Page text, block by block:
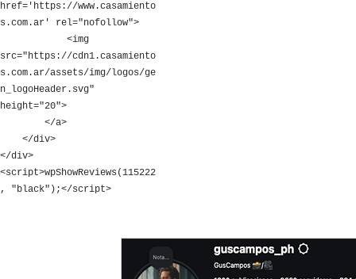
href='https://www.casamiento
s.com.ar' rel="nofollow">
src="https://cdn1.casamiento
s.com.ar/assets/img/logos/ge
n_logoHeader.svg"
height="20">
</div>
<script>wpShowReviews(115222